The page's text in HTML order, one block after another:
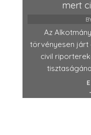
mert
Az
törvényesen járt
civil